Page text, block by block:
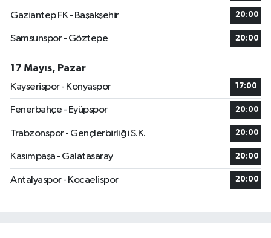
Gaziantep FK - Başakşehir 20:00
Samsunspor - Göztepe 20:00
17 Mayıs, Pazar
Kayserispor - Konyaspor
17:00
Fenerbahçe - Eyüpspor 20:00
Trabzonspor - Gençlerbirliği S.K. 20:00
Kasımpaşa - Galatasaray 20:00
Antalyaspor - Kocaelispor 20:00